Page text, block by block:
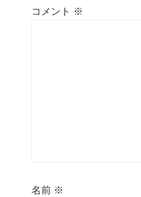
コメント ※
名前 ※